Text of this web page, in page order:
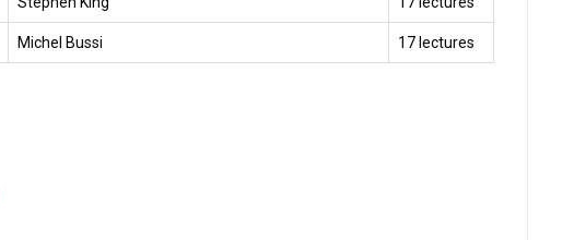
Michel Bussi 17 lectures